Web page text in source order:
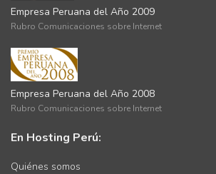
Empresa Peruana del Año 2009
Rubro Comunicaciones sobre Internet
Empresa Peruana del Año 2008
Rubro Comunicaciones sobre Internet
En Hosting Perú:
Quiénes somos